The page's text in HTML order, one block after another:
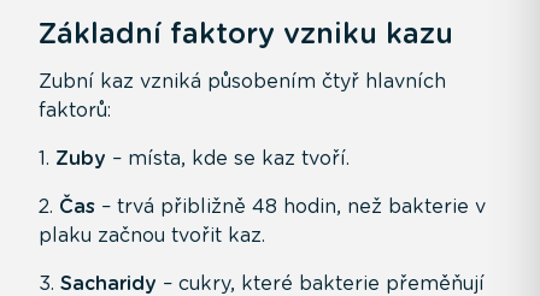
Základní faktory vzniku kazu
Zubní kaz vzniká působením čtyř hlavních
faktorů:
1. Zuby – místa, kde se kaz tvoří.
2. Čas – trvá přibližně 48 hodin, než bakterie v
plaku začnou tvořit kaz.
3. Sacharidy – cukry, které bakterie přeměňují